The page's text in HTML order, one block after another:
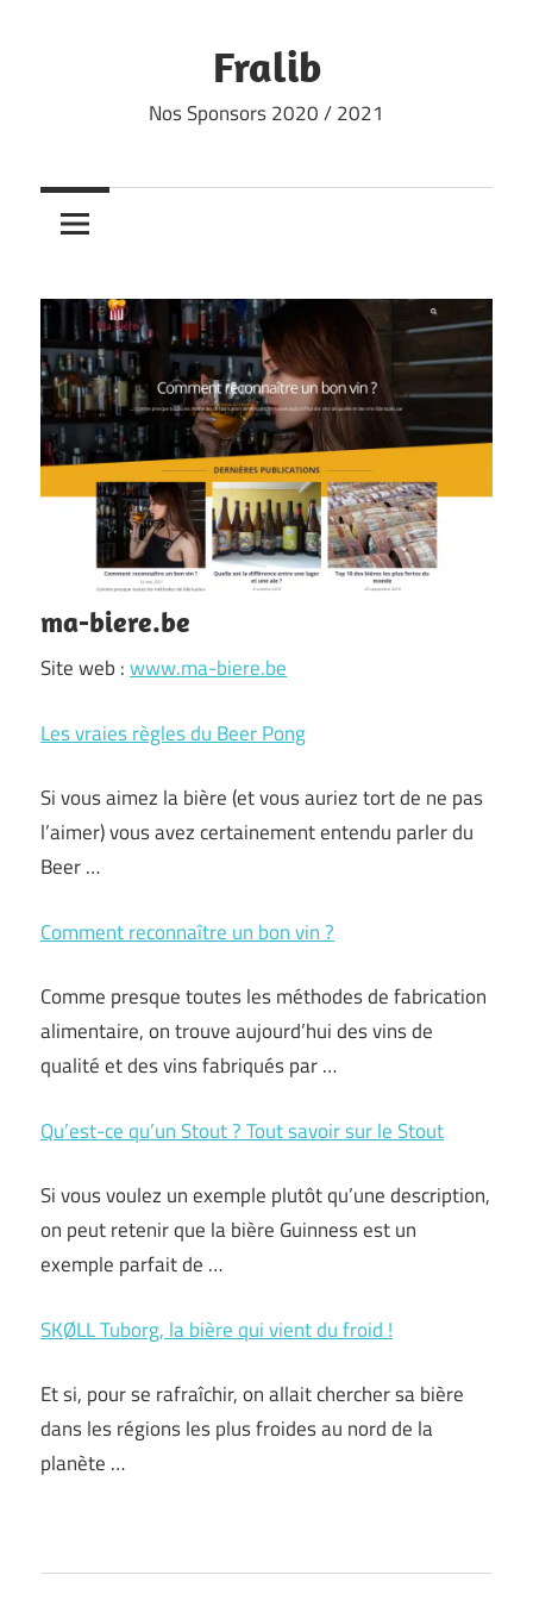
Fralib
Nos Sponsors 2020 / 2021
ma-biere.be
Site web :www.ma-biere.be
Les vraies règles du Beer Pong
Si vous aimez la bière (et vous auriez tort de ne pas
l’aimer) vous avez certainement entendu parler du
Beer …
Comment reconnaître un bon vin ?
Comme presque toutes les méthodes de fabrication
alimentaire, on trouve aujourd’hui des vins de
qualité et des vins fabriqués par …
Qu’est-ce qu’un Stout ? Tout savoir sur le Stout
Si vous voulez un exemple plutôt qu’une description,
on peut retenir que la bière Guinness est un
exemple parfait de …
SKØLL Tuborg, la bière qui vient du froid !
Et si, pour se rafraîchir, on allait chercher sa bière
dans les régions les plus froides au nord de la
planète …